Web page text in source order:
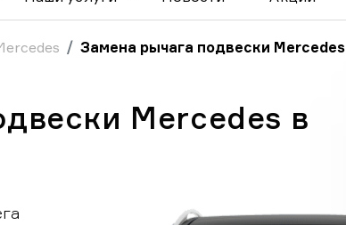
Замена рычага подвески Mercedes
Mercedes в